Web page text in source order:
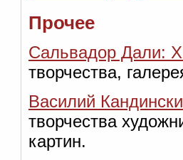
Прочее
Сальвадор Дали:
творчества,
Василий
творчества
картин.